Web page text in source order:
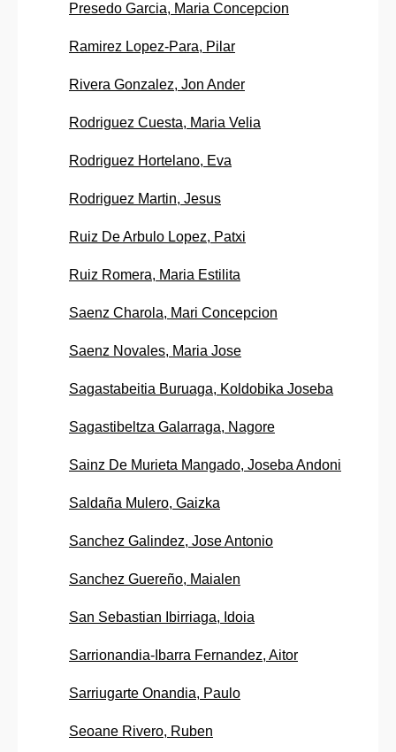
Presedo Garcia, Maria Concepcion
Ramirez Lopez-Para, Pilar
Rivera Gonzalez, Jon Ander
Rodriguez Cuesta, Maria Velia
Rodriguez Hortelano, Eva
Rodriguez Martin, Jesus
Ruiz De Arbulo Lopez, Patxi
Ruiz Romera, Maria Estilita
Saenz Charola, Mari Concepcion
Saenz Novales, Maria Jose
Sagastabeitia Buruaga, Koldobika Joseba
Sagastibeltza Galarraga, Nagore
Sainz De Murieta Mangado, Joseba Andoni
Saldaña Mulero, Gaizka
Sanchez Galindez, Jose Antonio
Sanchez Guereño, Maialen
San Sebastian Ibirriaga, Idoia
Sarrionandia-Ibarra Fernandez, Aitor
Sarriugarte Onandia, Paulo
Seoane Rivero, Ruben